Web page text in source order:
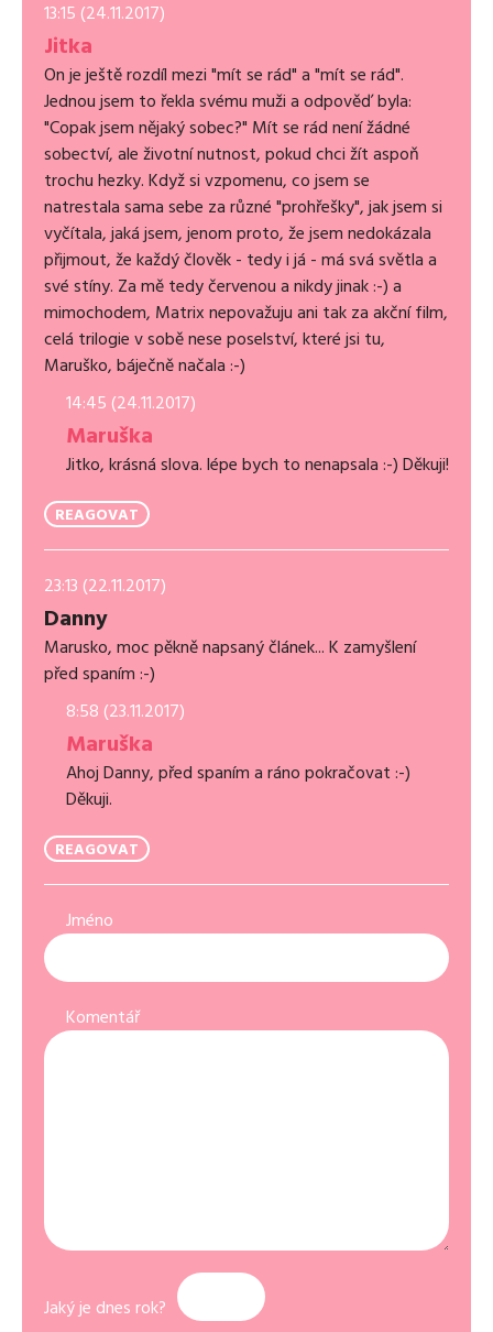
13:15 (24.11.2017)
Jitka
On je ještě rozdíl mezi "mít se rád" a "mít se rád".
Jednou jsem to řekla svému muži a odpověď byla:
"Copak jsem nějaký sobec?" Mít se rád není žádné
sobectví, ale životní nutnost, pokud chci žít aspoň
trochu hezky. Když si vzpomenu, co jsem se
natrestala sama sebe za různé "prohřešky", jak jsem si
vyčítala, jaká jsem, jenom proto, že jsem nedokázala
přijmout, že každý člověk - tedy i já - má svá světla a
své stíny. Za mě tedy červenou a nikdy jinak :-) a
mimochodem, Matrix nepovažuju ani tak za akční film,
celá trilogie v sobě nese poselství, které jsi tu,
Maruško, báječně načala :-)
14:45 (24.11.2017)
Maruška
Jitko, krásná slova. lépe bych to nenapsala :-) Děkuji!
REAGOVAT
23:13 (22.11.2017)
Danny
Marusko, moc pěkně napsaný článek... K zamyšlení
před spaním :-)
8:58 (23.11.2017)
Maruška
Ahoj Danny, před spaním a ráno pokračovat :-)
Děkuji.
REAGOVAT
Jméno
Komentář
Jaký je dnes rok?